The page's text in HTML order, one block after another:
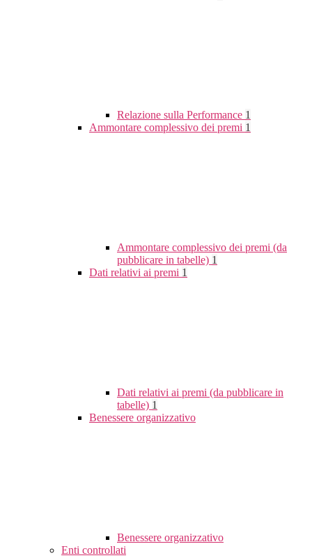
Relazione sulla Performance 1
Ammontare complessivo dei premi 1
Ammontare complessivo dei premi (da
pubblicare in tabelle) 1
Dati relativi ai premi 1
Dati relativi ai premi (da pubblicare in
tabelle) 1
Benessere organizzativo
Benessere organizzativo
Enti controllati